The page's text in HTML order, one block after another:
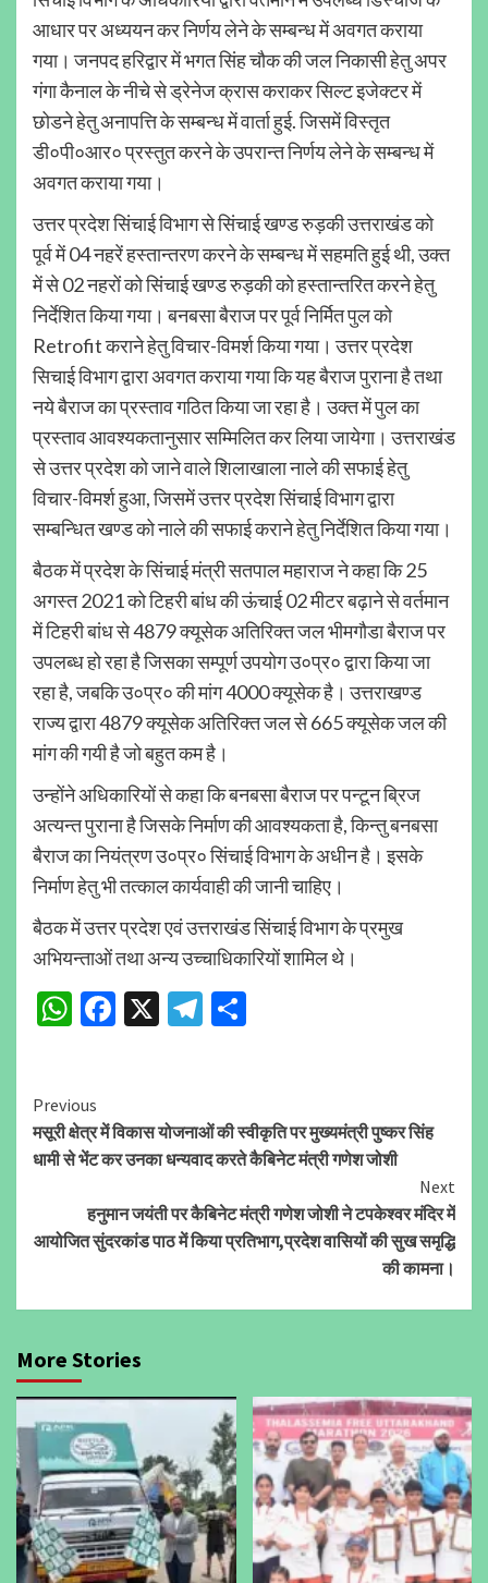
आधार पर अध्ययन कर निर्णय लेने के सम्बन्ध में अवगत कराया
गया। जनपद हरिद्वार में भगत सिंह चौक की जल निकासी हेतु अपर
गंगा कैनाल के नीचे से ड्रेनेज क्रास कराकर सिल्ट इजेक्टर में
छोडने हेतु अनापत्ति के सम्बन्ध में वार्ता हुई. जिसमें विस्तृत
डी०पी०आर० प्रस्तुत करने के उपरान्त निर्णय लेने के सम्बन्ध में
अवगत कराया गया।
उत्तर प्रदेश सिंचाई विभाग से सिंचाई खण्ड रुड़की उत्तराखंड को
पूर्व में 04 नहरें हस्तान्तरण करने के सम्बन्ध में सहमति हुई थी, उक्त
में से 02 नहरों को सिंचाई खण्ड रुड़की को हस्तान्तरित करने हेतु
निर्देशित किया गया। बनबसा बैराज पर पूर्व निर्मित पुल को
Retrofit कराने हेतु विचार-विमर्श किया गया। उत्तर प्रदेश
सिचाई विभाग द्वारा अवगत कराया गया कि यह बैराज पुराना है तथा
नये बैराज का प्रस्ताव गठित किया जा रहा है। उक्त में पुल का
प्रस्ताव आवश्यकतानुसार सम्मिलित कर लिया जायेगा। उत्तराखंड
से उत्तर प्रदेश को जाने वाले शिलाखाला नाले की सफाई हेतु
विचार-विमर्श हुआ, जिसमें उत्तर प्रदेश सिंचाई विभाग द्वारा
सम्बन्धित खण्ड को नाले की सफाई कराने हेतु निर्देशित किया गया।
बैठक में प्रदेश के सिंचाई मंत्री सतपाल महाराज ने कहा कि 25
अगस्त 2021 को टिहरी बांध की ऊंचाई 02 मीटर बढ़ाने से वर्तमान
में टिहरी बांध से 4879 क्यूसेक अतिरिक्त जल भीमगौडा बैराज पर
उपलब्ध हो रहा है जिसका सम्पूर्ण उपयोग उ०प्र० द्वारा किया जा
रहा है, जबकि उ०प्र० की मांग 4000 क्यूसेक है। उत्तराखण्ड
राज्य द्वारा 4879 क्यूसेक अतिरिक्त जल से 665 क्यूसेक जल की
मांग की गयी है जो बहुत कम है।
उन्होंने अधिकारियों से कहा कि बनबसा बैराज पर पन्टून ब्रिज
अत्यन्त पुराना है जिसके निर्माण की आवश्यकता है, किन्तु बनबसा
बैराज का नियंत्रण उ०प्र० सिंचाई विभाग के अधीन है। इसके
निर्माण हेतु भी तत्काल कार्यवाही की जानी चाहिए।
बैठक में उत्तर प्रदेश एवं उत्तराखंड सिंचाई विभाग के प्रमुख
अभियन्ताओं तथा अन्य उच्चाधिकारियों शामिल थे।
WhatsApp
Facebook
X Telegram
Continue
Reading
Previous
मसूरी क्षेत्र में विकास योजनाओं की स्वीकृति पर मुख्यमंत्री पुष्कर सिंह
धामी से भेंट कर उनका धन्यवाद करते कैबिनेट मंत्री गणेश जोशी
Next
हनुमान जयंती पर कैबिनेट मंत्री गणेश जोशी ने टपकेश्वर मंदिर में
आयोजित सुंदरकांड पाठ में किया प्रतिभाग,प्रदेश वासियों की सुख समृद्धि
की कामना।
More Stories